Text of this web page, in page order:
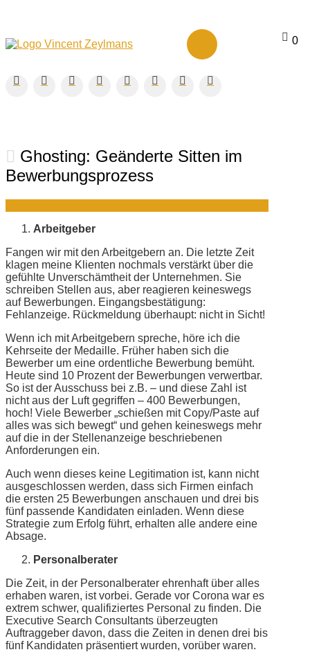
0
Ghosting: Geänderte Sitten im
Bewerbungsprozess
Arbeitgeber
Fangen wir mit den Arbeitgebern an. Die letzte Zeit
klagen meine Klienten nochmals verstärkt über die
gefühlte Unverschämtheit der Unternehmen. Sie
schreiben Stellen aus, aber reagieren keineswegs
auf Bewerbungen. Eingangsbestätigung:
Fehlanzeige. Rückmeldung überhaupt: nicht in Sicht!
Wenn ich mit Arbeitgebern spreche, höre ich die
Kehrseite der Medaille. Früher haben sich die
Bewerber um eine ordentliche Bewerbung bemüht.
Heute sind 10 Prozent der Bewerbungen verwertbar.
So ist der Ausschuss bei z.B. – und diese Zahl ist
nicht aus der Luft gegriffen – 400 Bewerbungen,
hoch! Viele Bewerber „schießen mit Copy/Paste auf
alles was sich bewegt“ und gehen keineswegs mehr
auf die in der Stellenanzeige beschriebenen
Anforderungen ein.
Auch wenn dieses keine Legitimation ist, kann nicht
ausgeschlossen werden, dass sich Firmen einfach
die ersten 25 Bewerbungen anschauen und drei bis
fünf passende Kandidaten einladen. Wenn diese
Strategie zum Erfolg führt, erhalten alle andere eine
Absage.
Personalberater
Die Zeit, in der Personalberater ehrenhaft über alles
erhaben waren, ist vorbei. Gerade vor Corona war es
extrem schwer, qualifiziertes Personal zu finden. Die
Executive Search Consultants überzeugten
Auftraggeber davon, dass die Zeiten in denen drei bis
fünf Kandidaten präsentiert wurden, vorüber waren.